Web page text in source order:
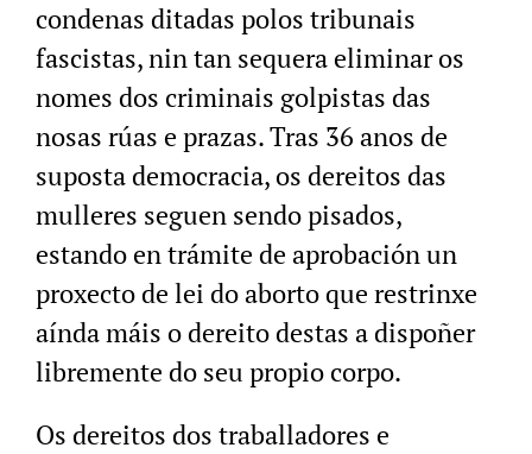
condenas ditadas polos tribunais
fascistas, nin tan sequera eliminar os
nomes dos criminais golpistas das
nosas rúas e prazas. Tras 36 anos de
suposta democracia, os dereitos das
mulleres seguen sendo pisados,
estando en trámite de aprobación un
proxecto de lei do aborto que restrinxe
aínda máis o dereito destas a dispoñer
libremente do seu propio corpo.
Os dereitos dos traballadores e